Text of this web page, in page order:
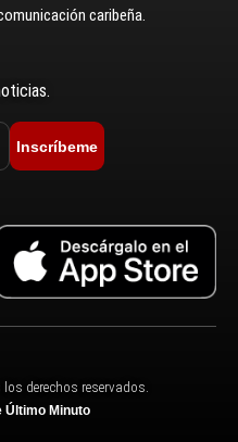
caribeña.
Inscríbeme
derechos reservados.
Último Minuto